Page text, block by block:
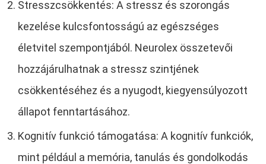
Stresszcsökkentés: A stressz és szorongás
kezelése kulcsfontosságú az egészséges
életvitel szempontjából. Neurolex összetevői
hozzájárulhatnak a stressz szintjének
csökkentéséhez és a nyugodt, kiegyensúlyozott
állapot fenntartásához.
Kognitív funkció támogatása: A kognitív funkciók,
mint például a memória, tanulás és gondolkodás